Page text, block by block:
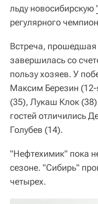
льду новосибирскую
регулярного
Встреча, прошедшая
завершилась со
пользу хозяев. У
Максим Березин
(35), Лукаш Клок
гостей отличились
Голубев (14).
"Нефтехимик" пока
сезоне. "Сибирь"
четырех.